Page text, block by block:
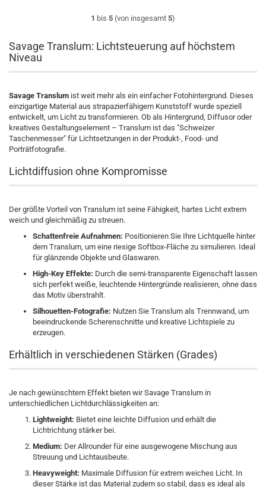
1 bis 5 (von insgesamt 5)
Savage Translum: Lichtsteuerung auf höchstem
Niveau
Savage Translum ist weit mehr als ein einfacher Fotohintergrund. Dieses
einzigartige Material aus strapazierfähigem Kunststoff wurde speziell
entwickelt, um Licht zu transformieren. Ob als Hintergrund, Diffusor oder
kreatives Gestaltungselement – Translum ist das "Schweizer
Taschenmesser" für Lichtsetzungen in der Produkt-, Food- und
Porträtfotografie.
Lichtdiffusion ohne Kompromisse
Der größte Vorteil von Translum ist seine Fähigkeit, hartes Licht extrem
weich und gleichmäßig zu streuen.
Schattenfreie Aufnahmen: Positionieren Sie Ihre Lichtquelle hinter
dem Translum, um eine riesige Softbox-Fläche zu simulieren. Ideal
für glänzende Objekte und Glaswaren.
High-Key Effekte: Durch die semi-transparente Eigenschaft lassen
sich perfekt weiße, leuchtende Hintergründe realisieren, ohne dass
das Motiv überstrahlt.
Silhouetten-Fotografie: Nutzen Sie Translum als Trennwand, um
beeindruckende Scherenschnitte und kreative Lichtspiele zu
erzeugen.
Erhältlich in verschiedenen Stärken (Grades)
Je nach gewünschtem Effekt bieten wir Savage Translum in
unterschiedlichen Lichtdurchlässigkeiten an:
Lightweight: Bietet eine leichte Diffusion und erhält die
Lichtrichtung stärker bei.
Medium: Der Allrounder für eine ausgewogene Mischung aus
Streuung und Lichtausbeute.
Heavyweight: Maximale Diffusion für extrem weiches Licht. In
dieser Stärke ist das Material zudem so stabil, dass es ideal als